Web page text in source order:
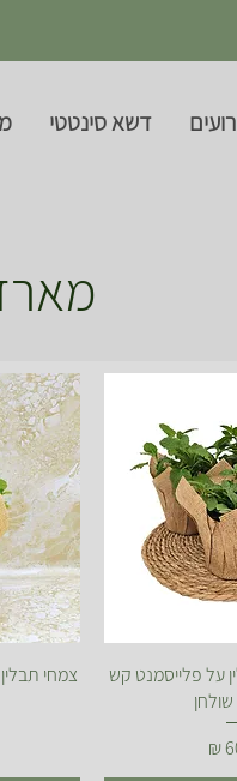
דשא סינטטי
על פלייסמנט קש
צמחי